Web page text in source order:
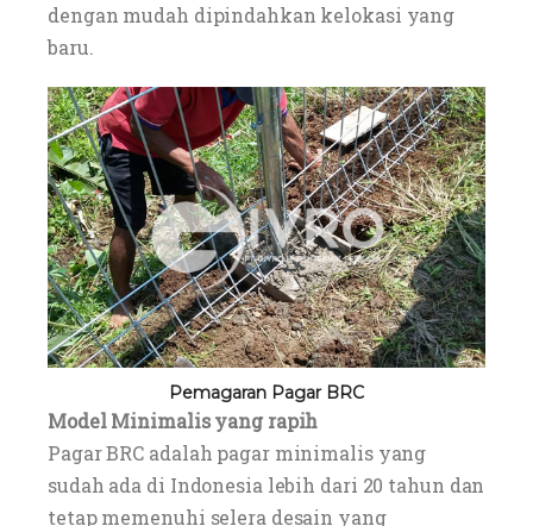
dengan mudah dipindahkan kelokasi yang
baru.
Pemagaran Pagar BRC
Model Minimalis yang rapih
Pagar BRC adalah pagar minimalis yang
sudah ada di Indonesia lebih dari 20 tahun dan
tetap memenuhi selera desain yang